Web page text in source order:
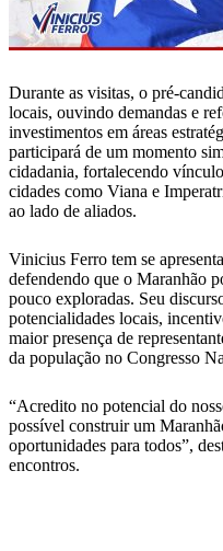
Durante as visitas, o pré-
locais, ouvindo demandas e
investimentos em áreas
participará de um momento
cidadania, fortalecendo
cidades como Viana e
ao lado de aliados.
Vinicius Ferro tem se
defendendo que o Maranhão
pouco exploradas. Seu
potencialidades locais,
maior presença de
da população no Congresso
“Acredito no potencial do
possível construir um
oportunidades para todos”,
encontros.